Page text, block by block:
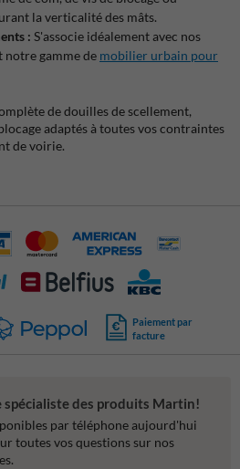
la verticalité des mâts.
: S'associe idéalement avec nos
gamme de mobilier urbain pour
de douilles de scellement,
adaptés à toutes vos contraintes
de voirie.
Paiement par
facture
des produits Martin!
par téléphone aujourd'hui
toutes vos questions sur nos